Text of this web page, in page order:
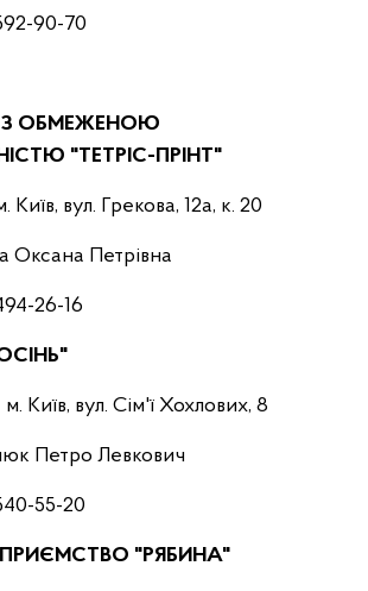
90-70
З ОБМЕЖЕНОЮ
"ТЕТРІС-ПРІНТ"
Київ, вул. Грекова, 12а, к. 20
Оксана Петрівна
26-16
Київ, вул. Сім'ї Хохлових, 8
Петро Левкович
55-20
"РЯБИНА"